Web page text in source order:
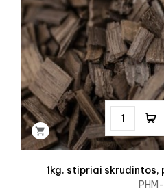

1kg. stipriai skrudintos,